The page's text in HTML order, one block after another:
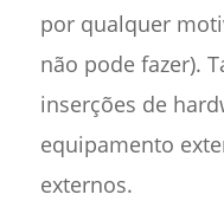
por qualquer
não pode fazer).
inserções de
equipamento
externos.